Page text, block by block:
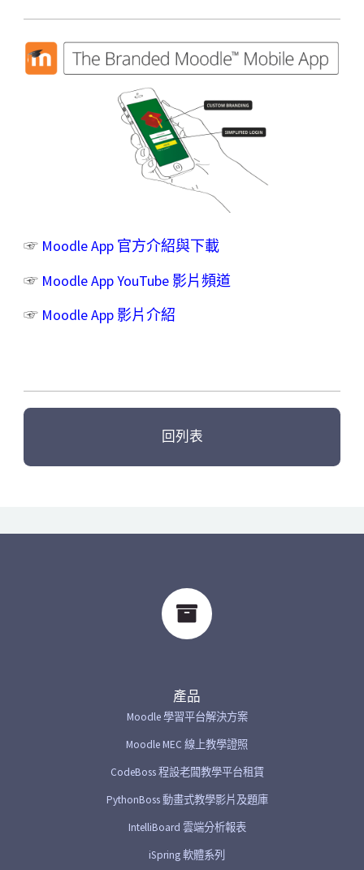
☞ Moodle App 官方介紹與下載
☞ Moodle App YouTube 影片頻道
☞ Moodle App 影片介紹
回列表
產品
Moodle 學習平台解決方案
Moodle MEC 線上教學證照
CodeBoss 程設老闆教學平台租賃
PythonBoss 動畫式教學影片及題庫
IntelliBoard 雲端分析報表
iSpring 軟體系列